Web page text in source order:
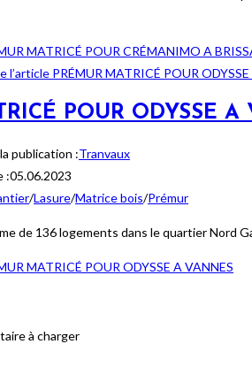
MATRICÉ POUR CRÉMANIMO A
POUR ODYSSE A
publication :Tranvaux
:05.06.2023
/Lasure/Matrice bois/Prémur
de 136 logements dans le quartier Nord
MATRICÉ POUR ODYSSE A VANNES
à charger